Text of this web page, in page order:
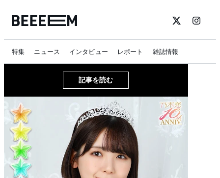
特集 ニュース インタビュー レポート 雑誌情報
記事を読む